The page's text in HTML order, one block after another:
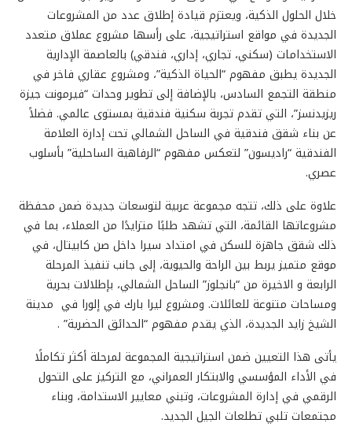
خلال الحلول الذكية، ويعتزم قيادة إطلاق عدد من المشروعات
الجديدة في مواقع استراتيجية، على رأسها مشروع عملاق متعدد
الاستخدامات (سكني، تجاري، إداري، فندقي) بالعاصمة الإدارية
الجديدة يطبق مفهوم “الحياة الذكية”، ومشروع عقاري فاخر في
منطقة التجمع السادس، بالإضافة إلى تطوير وحدات “فيرمونت جيزة
ريزيدنسز”، التي تقدم تجربة سكنية فندقية بمستوى عالمي. فضلاً
عن بناء شقق فندقية في الساحل الشمالي تحت إدارة العلامة
الفندقية “راديسون” لتعكس مفهوم “الرفاهية الساحلية” بأسلوب
عصري.
علاوة على ذلك، تتجه مجموعة عربية لتوسعات جديدة ضمن محفظة
مشروعاتها القائمة، التي تشهد طلبًا متزايدًا من العملاء، بما في
ذلك شقق جاهزة للسكن في امتداد سيرا داخل صن كابيتال، في
موقع متميز يربط بين الراحة والحيوية، إلى جانب تنفيذ المرحلة
الرابعة و الاخيرة من “بانجلوز” الساحل الشمالي، بإطلالات بحرية
ومساحات متنوعة للعائلات. ومشروع ليرا بارك في إلورا في مدينة
الشيخ زايد الجديدة، الذي يقدم مفهوم “الحدائق الحضرية” .
يأتى هذا التعيين ضمن استراتيجية المجموعة لمرحلة أكثر تكاملًا
في الأداء المؤسسي والابتكار العمراني، مع التركيز على التحول
الرقمي في إدارة المشروعات، وتبني معايير الاستدامة، وبناء
مجتمعات تلبي تطلعات الجيل الجديد.